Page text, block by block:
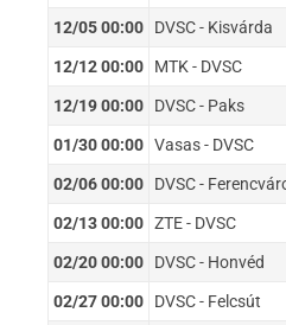
12/05 00:00 DVSC - Kisvárda
12/12 00:00 MTK - DVSC
12/19 00:00 DVSC - Paks
01/30 00:00 Vasas - DVSC
02/06 00:00 DVSC -
02/13 00:00 ZTE - DVSC
02/20 00:00 DVSC - Honvéd
02/27 00:00 DVSC - Felcsút